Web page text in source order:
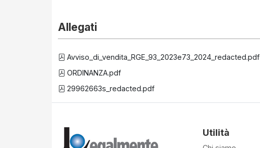
Allegati
Avviso_di_vendita_RGE_93_2023e73_2024_redacted.pdf
ORDINANZA.pdf
29962663s_redacted.pdf
Utilità